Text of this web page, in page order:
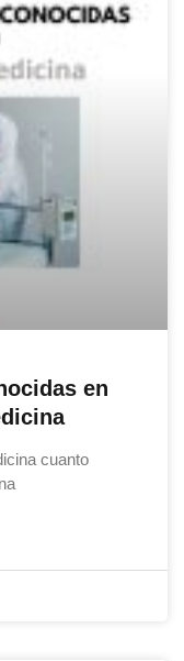
en
cuanto